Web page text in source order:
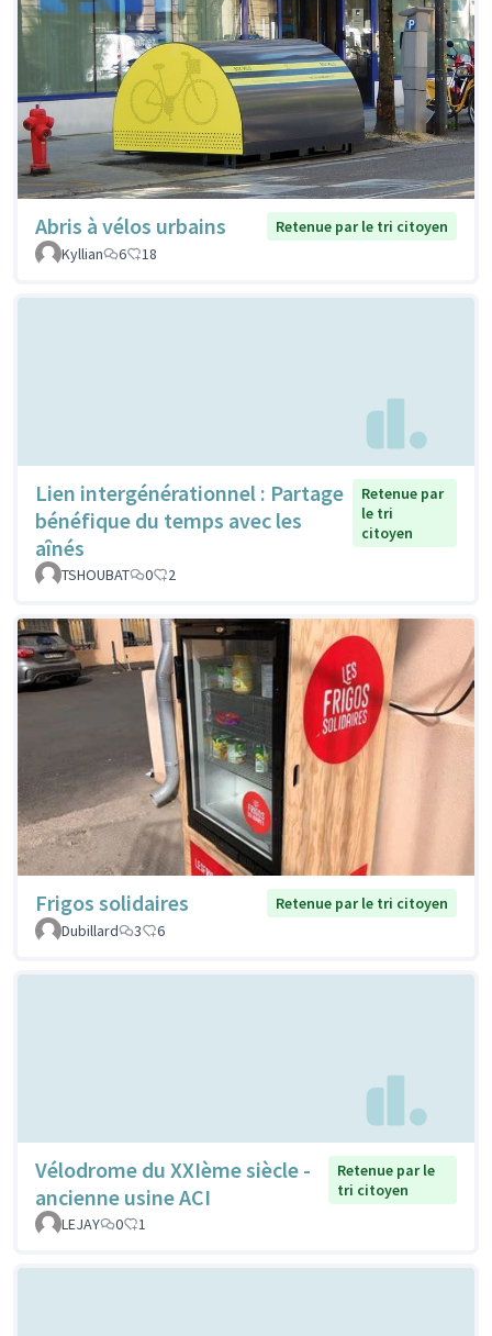
Abris à vélos urbains
Retenue par le tri citoyen
Kyllian
6 18
Lien intergénérationnel : Partage
bénéfique du temps avec les
aînés
Retenue par
le tri
citoyen
TSHOUBAT 0 2
Frigos solidaires
Retenue par le tri citoyen
Dubillard
3 6
Vélodrome du XXIème siècle -
ancienne usine ACI
Retenue par le
tri citoyen
LEJAY
0 1